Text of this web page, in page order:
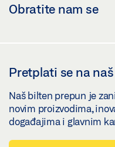
Obratite nam se
Pretplati se na
Naš bilten prepun je
novim proizvodima,
događajima i glavnim